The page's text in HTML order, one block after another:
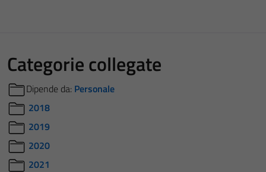
Categorie collegate
Dipende da: Personale
2018
2019
2020
2021